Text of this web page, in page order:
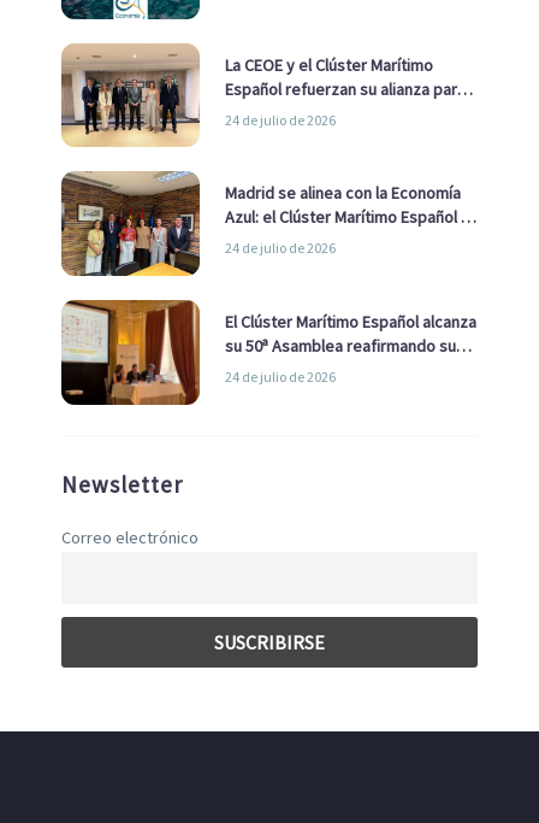
La CEOE y el Clúster Marítimo
Español refuerzan su alianza para
impulsar una estrategia Nacional
24 de julio de 2026
Madrid se alinea con la Economía
Azul: el Clúster Marítimo Español y
la Real Liga Naval avanzan alianzas
24 de julio de 2026
El Clúster Marítimo Español alcanza
su 50ª Asamblea reafirmando su
liderazgo en la Economía Azul
24 de julio de 2026
Newsletter
Correo electrónico